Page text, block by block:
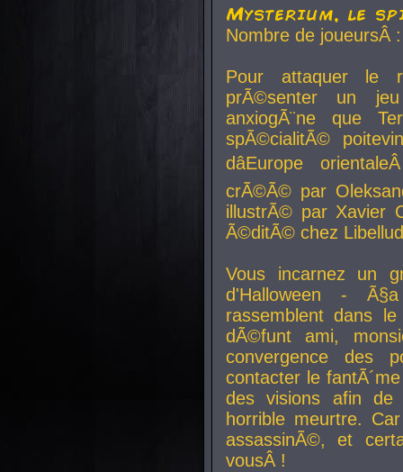
Mysterium, le
Nombre de
Pour attaquer le
prÃ©senter un
anxiogÃ¨ne que
spÃ©cialitÃ©
dâEurope
crÃ©Ã© par
illustrÃ© par Xavier
Ã©ditÃ© chez
Vous incarnez un
d'Halloween -
rassemblent dans
dÃ©funt ami,
convergence des
contacter le
des visions afin
horrible meurtre.
assassinÃ©, et
vousÂ !